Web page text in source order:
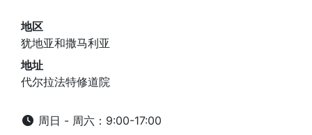
地区
犹地亚和撒马利亚
地址
代尔拉法特修道院
周日 - 周六：9:00-17:00